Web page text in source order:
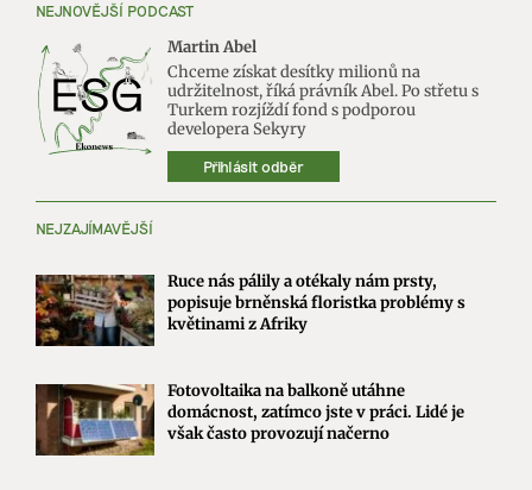
NEJNOVĚJŠÍ PODCAST
Martin Abel
Chceme získat desítky milionů na
udržitelnost, říká právník Abel. Po střetu s
Turkem rozjíždí fond s podporou
developera Sekyry
Přihlásit odběr
NEJZAJÍMAVĚJŠÍ
Ruce nás pálily a otékaly nám prsty,
popisuje brněnská floristka problémy s
květinami z Afriky
Fotovoltaika na balkoně utáhne
domácnost, zatímco jste v práci. Lidé je
však často provozují načerno